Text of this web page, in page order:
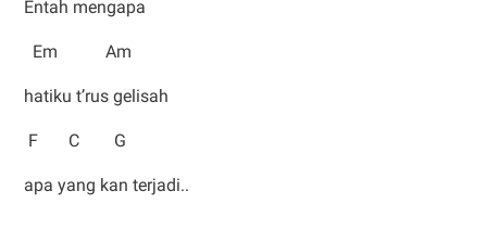
Entah mengapa
Em Am
hatiku t’rus gelisah
F C G
apa yang kan terjadi..